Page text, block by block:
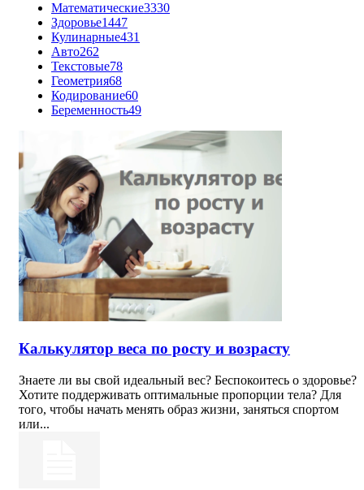
Математические3330
Здоровье1447
Кулинарные431
Авто262
Текстовые78
Геометрия68
Кодирование60
Беременность49
Калькулятор веса по росту и возрасту
Знаете ли вы свой идеальный вес? Беспокоитесь о здоровье?
Хотите поддерживать оптимальные пропорции тела? Для
того, чтобы начать менять образ жизни, заняться спортом
или...